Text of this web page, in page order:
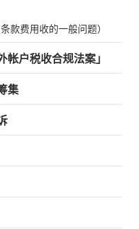
款费用收的一般问题）
帐户税收合规法案」
集